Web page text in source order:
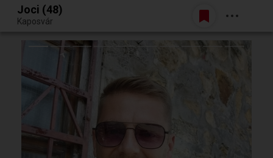
Egy jó randiból bármi lehet.
Belépés
Joci (48)
Kaposvár